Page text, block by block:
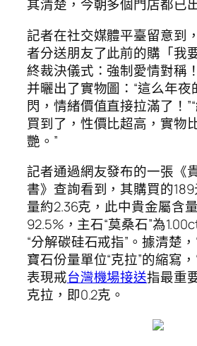
其清楚，今朝多個門店都已
記者在社交媒體平臺留意到
者分送朋友了此前的購「我
終裁決儀式：強制愛情對稱
并曬出了實物圖：“這么年夜
閃，情緒價值直接拉滿了！
買到了，性價比超高，實物
艷。”
記者通過網友發布的一張《
書》查詢看到，其購買的
量約2.36克，此中貴金屬含量
92.5%，主石“莫桑石”為
“分解碳硅石戒指”。據清楚，
寶石份量單位“克拉”的縮寫，
表現戒台灣機場接送指最重
克拉，即0.2克。